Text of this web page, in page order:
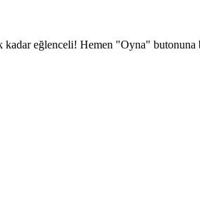
kadar eğlenceli! Hemen "Oyna"